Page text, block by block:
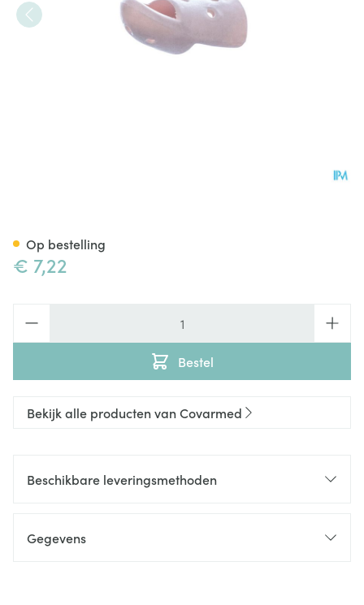
€ 7,22
Bestel
Op bestelling
Bekijk alle producten van Covarmed
Beschikbare leveringsmethoden
Gegevens